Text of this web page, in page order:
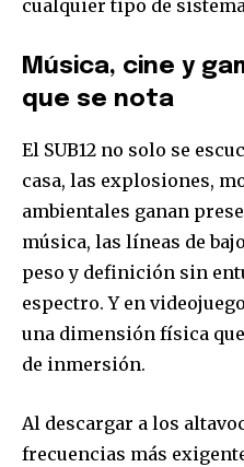
cualquier tipo de
Música, cine y
que se nota
El SUB12 no solo se
casa, las explosiones,
ambientales ganan
música, las líneas de
peso y definición sin
espectro. Y en
una dimensión física
de inmersión.
Al descargar a los
frecuencias más